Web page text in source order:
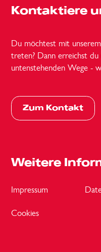
Kontaktiere
Du möchtest mit
treten? Dann erreichst du
untenstehenden Wege -
Zum Kontakt
Weitere
Impressum
Cookies